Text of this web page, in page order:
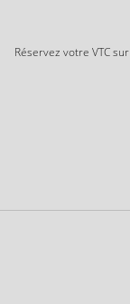
Réservez votre VTC